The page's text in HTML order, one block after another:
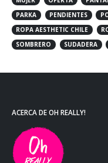
PARKA
PENDIENTES
ROPA AESTHETIC CHILE
SOMBRERO
SUDADERA
ACERCA DE OH REALLY!